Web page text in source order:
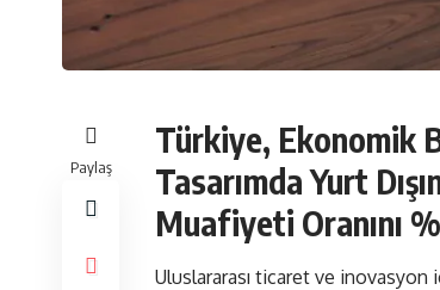
Paylaş
Türkiye, Ekonomik
Tasarımda Yurt
Muafiyeti Oranını
Uluslararası ticaret ve inovasyon